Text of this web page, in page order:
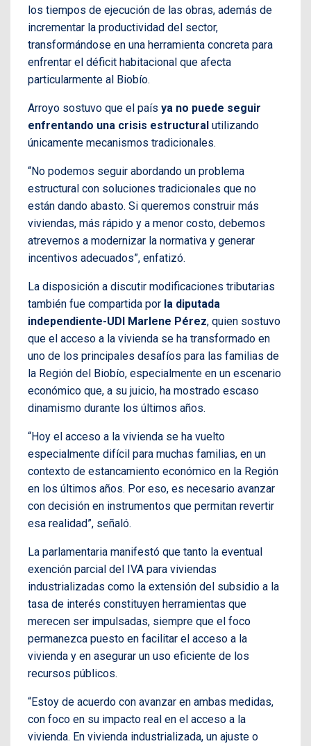
los tiempos de ejecución de las obras, además de
incrementar la productividad del sector,
transformándose en una herramienta concreta para
enfrentar el déficit habitacional que afecta
particularmente al Biobío.
Arroyo sostuvo que el país ya no puede seguir
enfrentando una crisis estructural utilizando
únicamente mecanismos tradicionales.
“No podemos seguir abordando un problema
estructural con soluciones tradicionales que no
están dando abasto. Si queremos construir más
viviendas, más rápido y a menor costo, debemos
atrevernos a modernizar la normativa y generar
incentivos adecuados”, enfatizó.
La disposición a discutir modificaciones tributarias
también fue compartida por la diputada
independiente-UDI Marlene Pérez, quien sostuvo
que el acceso a la vivienda se ha transformado en
uno de los principales desafíos para las familias de
la Región del Biobío, especialmente en un escenario
económico que, a su juicio, ha mostrado escaso
dinamismo durante los últimos años.
“Hoy el acceso a la vivienda se ha vuelto
especialmente difícil para muchas familias, en un
contexto de estancamiento económico en la Región
en los últimos años. Por eso, es necesario avanzar
con decisión en instrumentos que permitan revertir
esa realidad”, señaló.
La parlamentaria manifestó que tanto la eventual
exención parcial del IVA para viviendas
industrializadas como la extensión del subsidio a la
tasa de interés constituyen herramientas que
merecen ser impulsadas, siempre que el foco
permanezca puesto en facilitar el acceso a la
vivienda y en asegurar un uso eficiente de los
recursos públicos.
“Estoy de acuerdo con avanzar en ambas medidas,
con foco en su impacto real en el acceso a la
vivienda. En vivienda industrializada, un ajuste o